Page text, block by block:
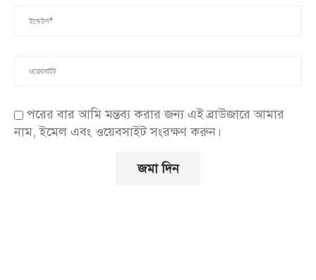
পরের বার আমি মন্তব্য করার জন্য এই ব্রাউজারে আমার
নাম, ইমেল এবং ওয়েবসাইট সংরক্ষণ করুন।